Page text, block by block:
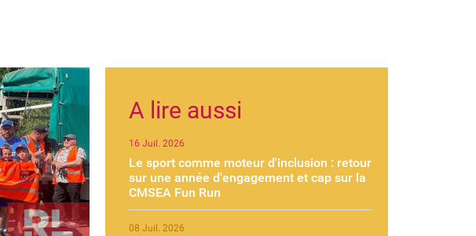
A lire aussi
16 Juil. 2026
Le sport comme moteur d'inclusion : retour
sur une année d'engagement et cap sur la
CMSEA Fun Run
08 Juil. 2026